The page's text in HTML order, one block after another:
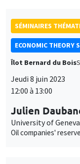
SÉMINAIRES
ECONOMIC THEORY
Îlot Bernard du Bois
Jeudi 8 juin 2023
12:00 à 13:00
Julien
University of Geneva
Oil companies'